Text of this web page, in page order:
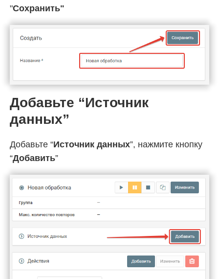
"Cохранить"
Добавьте “Источник
данных”
Добавьте “Источник данных”, нажмите кнопку
“Добавить”